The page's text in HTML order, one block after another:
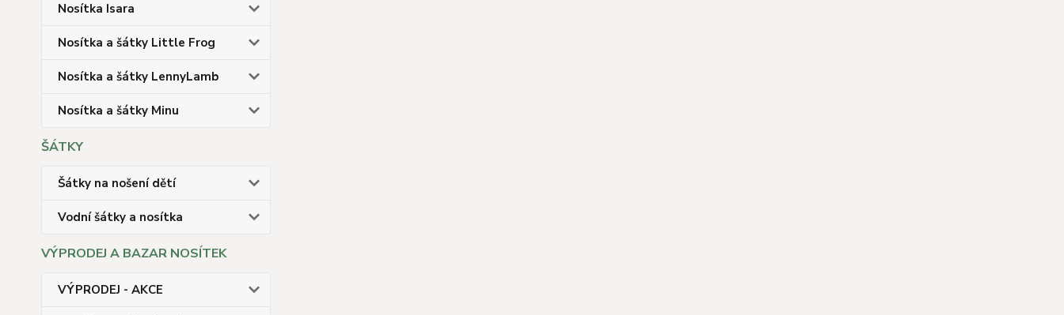
Nosítka Isara
Nosítka a šátky Little Frog
Nosítka a šátky LennyLamb
Nosítka a šátky Minu
ŠÁTKY
Šátky na nošení dětí
Vodní šátky a nosítka
VÝPRODEJ A BAZAR NOSÍTEK
VÝPRODEJ - AKCE